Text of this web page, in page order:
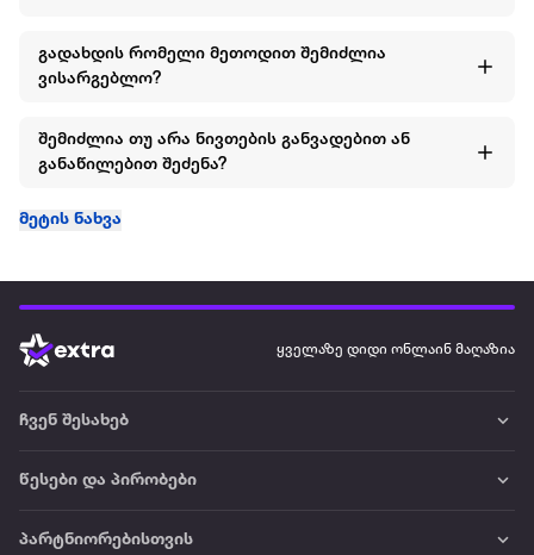
გადახდის რომელი მეთოდით შემიძლია
ვისარგებლო?
შემიძლია თუ არა ნივთების განვადებით ან
განაწილებით შეძენა?
მეტის ნახვა
ყველაზე დიდი ონლაინ მაღაზია
ჩვენ შესახებ
წესები და პირობები
პარტნიორებისთვის